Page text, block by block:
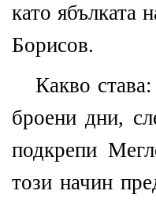
като ябълката
Борисов.
Какво
броени дни,
подкрепи
този начин